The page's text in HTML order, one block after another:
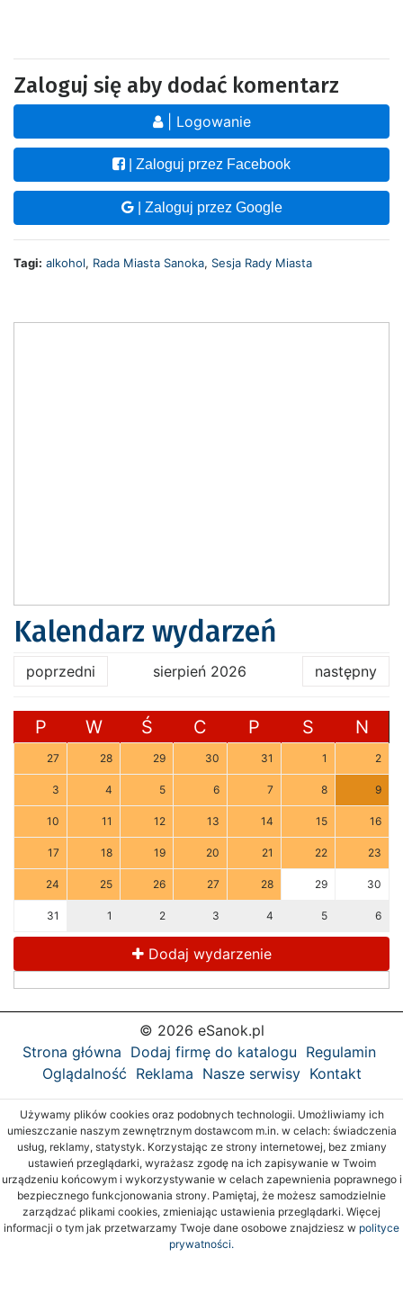
Zaloguj się aby dodać komentarz
| Logowanie
| Zaloguj przez Facebook
| Zaloguj przez Google
Tagi: alkohol, Rada Miasta Sanoka, Sesja Rady Miasta
Kalendarz wydarzeń
poprzedni sierpień 2026 następny
P W Ś C P S N
27 28 29 30 31 1 2
3 4 5 6 7 8 9
10 11 12 13 14 15 16
17 18 19 20 21 22 23
24 25 26 27 28 29 30
31 1 2 3 4 5 6
Dodaj wydarzenie
© 2026 eSanok.pl
Strona główna Dodaj firmę do katalogu Regulamin
Oglądalność Reklama Nasze serwisy Kontakt
Używamy plików cookies oraz podobnych technologii. Umożliwiamy ich
umieszczanie naszym zewnętrznym dostawcom m.in. w celach: świadczenia
usług, reklamy, statystyk. Korzystając ze strony internetowej, bez zmiany
ustawień przeglądarki, wyrażasz zgodę na ich zapisywanie w Twoim
urządzeniu końcowym i wykorzystywanie w celach zapewnienia poprawnego i
bezpiecznego funkcjonowania strony. Pamiętaj, że możesz samodzielnie
zarządzać plikami cookies, zmieniając ustawienia przeglądarki. Więcej
informacji o tym jak przetwarzamy Twoje dane osobowe znajdziesz w polityce
prywatności.